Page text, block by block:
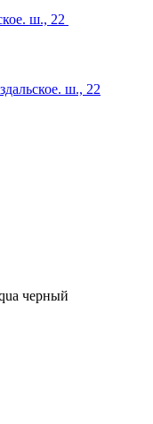
ш., 22
ш., 22
черный